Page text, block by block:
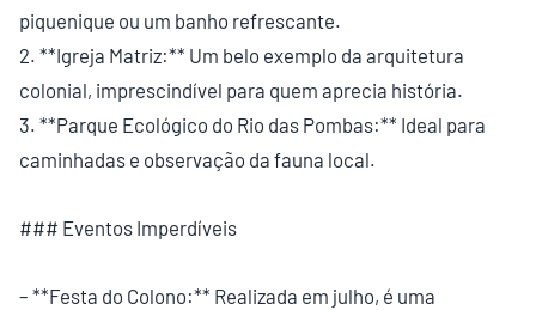
piquenique ou um banho refrescante.
2. **Igreja Matriz:** Um belo exemplo da arquitetura
colonial, imprescindível para quem aprecia história.
3. **Parque Ecológico do Rio das Pombas:** Ideal para
caminhadas e observação da fauna local.
### Eventos Imperdíveis
– **Festa do Colono:** Realizada em julho, é uma